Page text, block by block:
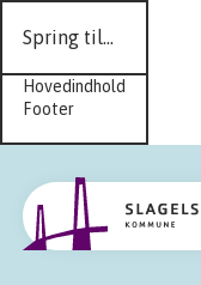
Spring til...
Hovedindhold
Footer